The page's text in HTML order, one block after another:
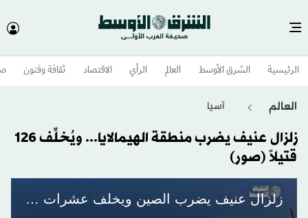
الرئيسية الشرق الأوسط​ العالم الرأي الاقتصاد ثقافة وفنون
العالم آسيا
زلزال عنيف يضرب منطقة الهيمالايا... ويُخلِّف 126
قتيلاً (صور)
زلزال عنيف يضرب الصين ويخلف عشرات الضحايا